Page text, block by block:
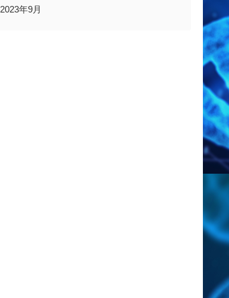
2023年9月